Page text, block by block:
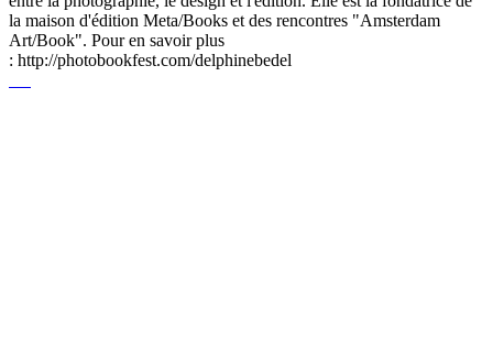
la maison d'édition Meta/Books et des rencontres "Amsterdam
Art/Book". Pour en savoir plus
: http://photobookfest.com/delphinebedel